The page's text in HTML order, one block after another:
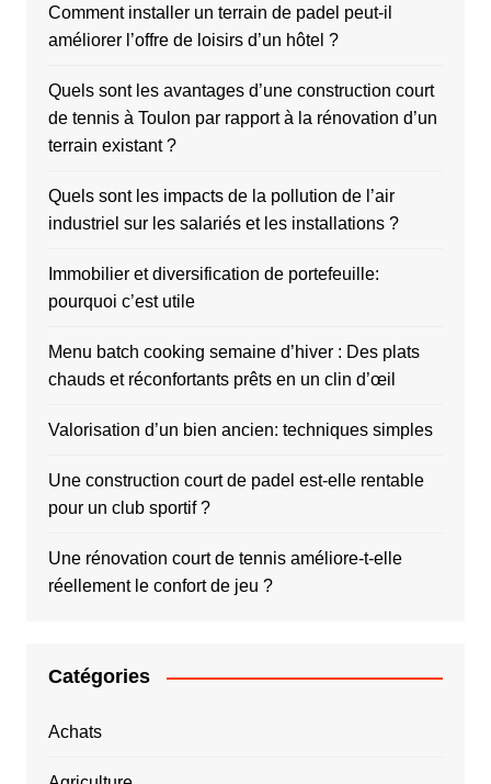
Comment installer un terrain de padel peut-il
améliorer l’offre de loisirs d’un hôtel ?
Quels sont les avantages d’une construction court
de tennis à Toulon par rapport à la rénovation d’un
terrain existant ?
Quels sont les impacts de la pollution de l’air
industriel sur les salariés et les installations ?
Immobilier et diversification de portefeuille:
pourquoi c’est utile
Menu batch cooking semaine d’hiver : Des plats
chauds et réconfortants prêts en un clin d’œil
Valorisation d’un bien ancien: techniques simples
Une construction court de padel est-elle rentable
pour un club sportif ?
Une rénovation court de tennis améliore-t-elle
réellement le confort de jeu ?
Catégories
Achats